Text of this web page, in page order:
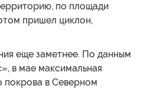
по площади
пришел циклон,
еще заметнее. По данным
в мае максимальная
покрова в Северном